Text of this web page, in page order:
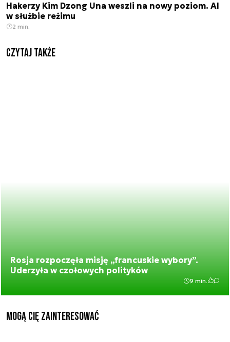
Hakerzy Kim Dzong Una weszli na nowy poziom. AI
w służbie reżimu
2 min.
Czytaj także
Rosja rozpoczęła misję „francuskie wybory”.
Uderzyła w czołowych polityków
9 min.
Mogą Cię zainteresować